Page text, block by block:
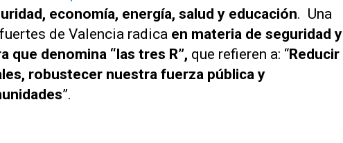
economía, energía, salud y educación. Una
de Valencia radica en materia de seguridad y
que denomina “las tres R”, que refieren a: “Reducir
robustecer nuestra fuerza pública y
”.